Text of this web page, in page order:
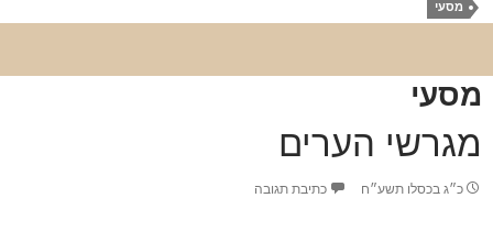
מסעי
מסעי
מגרשי הערים
כ״ג בכסלו תשע״ח כתיבת תגובה